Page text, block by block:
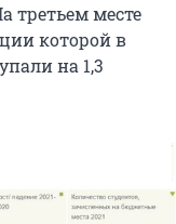
третьем месте
которой в
на 1,3